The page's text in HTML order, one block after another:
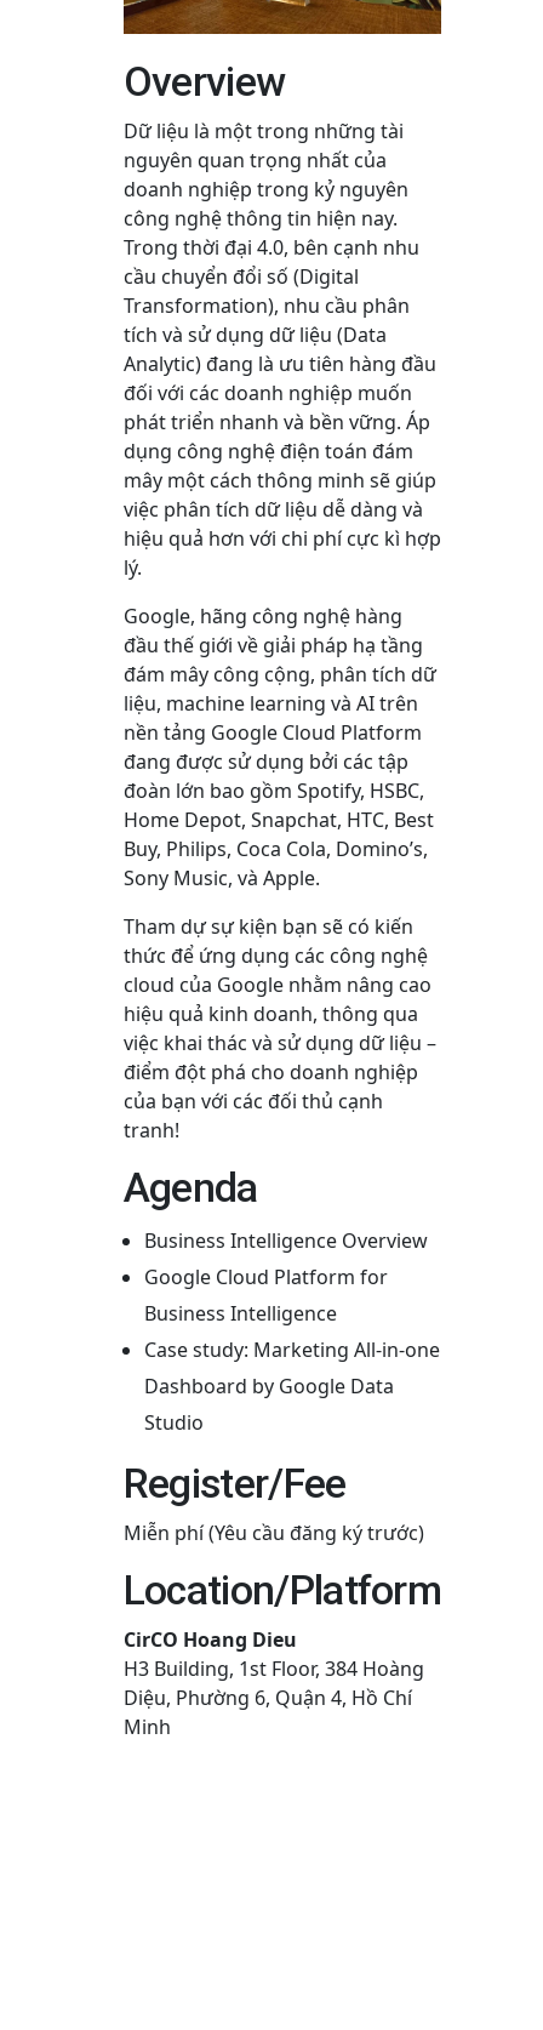
Overview
Dữ liệu là một trong những tài
nguyên quan trọng nhất của
doanh nghiệp trong kỷ nguyên
công nghệ thông tin hiện nay.
Trong thời đại 4.0, bên cạnh nhu
cầu chuyển đổi số (Digital
Transformation), nhu cầu phân
tích và sử dụng dữ liệu (Data
Analytic) đang là ưu tiên hàng đầu
đối với các doanh nghiệp muốn
phát triển nhanh và bền vững. Áp
dụng công nghệ điện toán đám
mây một cách thông minh sẽ giúp
việc phân tích dữ liệu dễ dàng và
hiệu quả hơn với chi phí cực kì hợp
lý.
Google, hãng công nghệ hàng
đầu thế giới về giải pháp hạ tầng
đám mây công cộng, phân tích dữ
liệu, machine learning và AI trên
nền tảng Google Cloud Platform
đang được sử dụng bởi các tập
đoàn lớn bao gồm Spotify, HSBC,
Home Depot, Snapchat, HTC, Best
Buy, Philips, Coca Cola, Domino’s,
Sony Music, và Apple.
Tham dự sự kiện bạn sẽ có kiến
thức để ứng dụng các công nghệ
cloud của Google nhằm nâng cao
hiệu quả kinh doanh, thông qua
việc khai thác và sử dụng dữ liệu –
điểm đột phá cho doanh nghiệp
của bạn với các đối thủ cạnh
tranh!
Agenda
Business Intelligence Overview
Google Cloud Platform for
Business Intelligence
Case study: Marketing All-in-one
Dashboard by Google Data
Studio
Register/Fee
Miễn phí (Yêu cầu đăng ký trước)
Location/Platform
CirCO Hoang Dieu
H3 Building, 1st Floor, 384 Hoàng
Diệu, Phường 6, Quận 4, Hồ Chí
Minh